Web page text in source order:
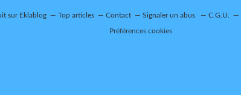
sur Eklablog Top articles Contact Signaler un abus C.G.U.
Préférences cookies